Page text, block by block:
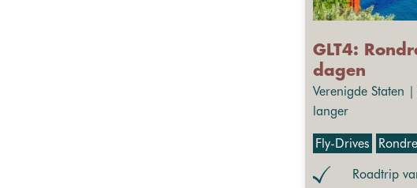
GLT4:
dagen
Verenigde Staten
langer
Fly-Drives
Roadtrip